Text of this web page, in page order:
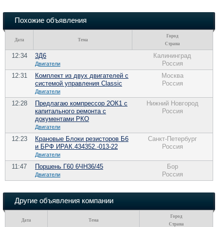
Похожие объявления
Дата Тема
Город
Страна
12:34 3Д6
Двигатели
Калининград
Россия
12:31
Комплект из двух двигателей с
системой управления Classic
Двигатели
Москва
Россия
12:28
Предлагаю компрессор 2ОК1 с
капитального ремонта с
документами РКО
Двигатели
Нижний Новгород
Россия
12:23
Крановые Блоки резисторов Б6
и БРФ ИРАК.434352.-013-22
Двигатели
Санкт-Петербург
Россия
11:47 Поршень Г60 6ЧН36/45
Двигатели
Бор
Россия
Другие объявления компании
Дата Тема
Город
Страна